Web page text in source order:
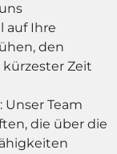
auf Ihre
den
Zeit
Team
die über die